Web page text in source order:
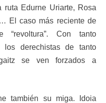
ruta Edurne Uriarte, Rosa
El caso más reciente de
“revoltura”. Con tanto
los derechistas de tanto
se ven forzados a
también su miga. Idoia